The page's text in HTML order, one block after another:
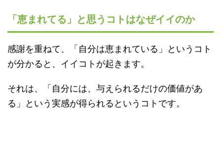
「恵まれてる」と思うコトはなぜイイのか
感謝を重ねて、「自分は恵まれている」というコト
が分かると、イイコトが起きます。
それは、「自分には、与えられるだけの価値があ
る」という実感が得られるというコトです。